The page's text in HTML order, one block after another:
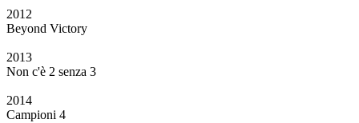
2012
Beyond Victory
2013
Non c'è 2 senza 3
2014
Campioni 4